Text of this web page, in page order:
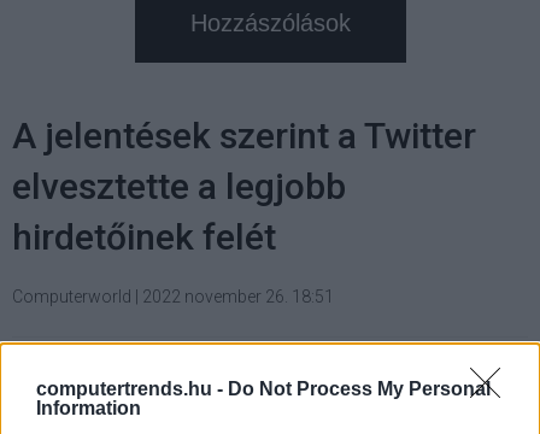
computertrends.hu - Do Not Process My Personal
Information
Hozzászólások
A jelentések szerint a Twitter
elvesztette a legjobb
hirdetőinek felét
Computerworld | 2022 november 26. 18:51
2020 óta becslések szerint 2 milliárd dollárt
szállítottak, ebből 750 millió dollárt tavaly.